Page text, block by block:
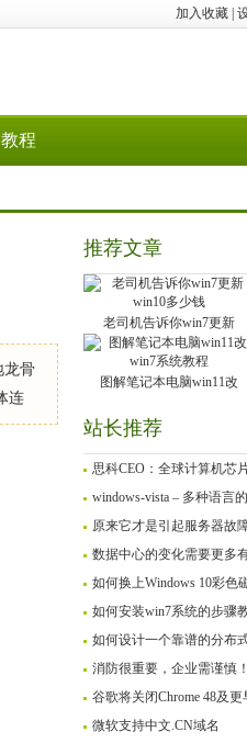
加入收藏
教程
龙骨
连
推荐文章
老司机告诉你win7更新
图解笔记本电脑win11改
站长推荐
思科CEO：全球计算机芯
windows-vista – 多种语言
原来它才是引起服务器故
数据中心的变化需要更多
如何换上Windows 10彩色
如何安装win7系统的步骤
如何设计一个靠谱的分布
消防很重要，企业需谨慎！
谷歌将关闭Chrome 48及
微软支持中文.CN域名